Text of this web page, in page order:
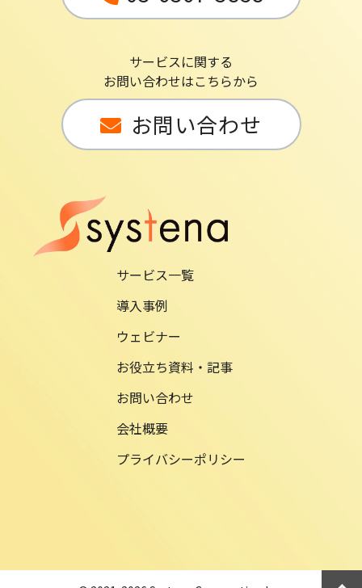
サービス一覧
導入事例
ウェビナー
お役立ち資料・記事
お問い合わせ
会社概要
プライバシーポリシー
サービスに関する
お問い合わせはこちらから
お問い合わせ